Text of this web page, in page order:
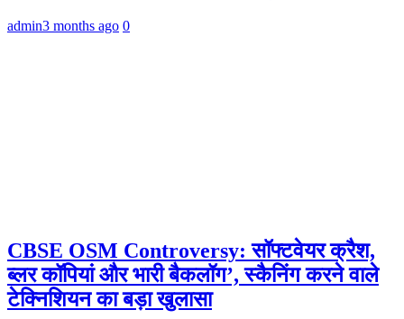
admin3 months ago 0
CBSE OSM Controversy: सॉफ्टवेयर क्रैश,
ब्लर कॉपियां और भारी बैकलॉग’, स्कैनिंग करने वाले
टेक्निशियन का बड़ा खुलासा